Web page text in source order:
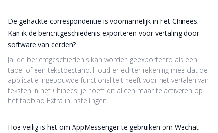
De gehackte correspondentie is voornamelijk in het Chinees.
Kan ik de berichtgeschiedenis exporteren voor vertaling door
software van derden?
Ja, de berichtgeschiedenis kan worden geëxporteerd als een
tabel of een tekstbestand. Houd er echter rekening mee dat de
applicatie ingebouwde functionaliteit heeft voor het vertalen van
teksten in het Chinees, je hoeft dit alleen maar te activeren op
het tabblad Extra in Instellingen.
Hoe veilig is het om AppMessenger te gebruiken om Wechat